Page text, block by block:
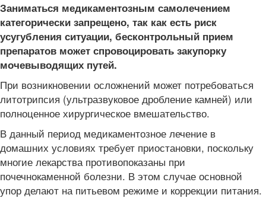
Заниматься медикаментозным самолечением
категорически запрещено, так как есть риск
усугубления ситуации, бесконтрольный прием
препаратов может спровоцировать закупорку
мочевыводящих путей.
При возникновении осложнений может потребоваться
литотрипсия (ультразвуковое дробление камней) или
полноценное хирургическое вмешательство.
В данный период медикаментозное лечение в
домашних условиях требует приостановки, поскольку
многие лекарства противопоказаны при
почечнокаменной болезни. В этом случае основной
упор делают на питьевом режиме и коррекции питания.